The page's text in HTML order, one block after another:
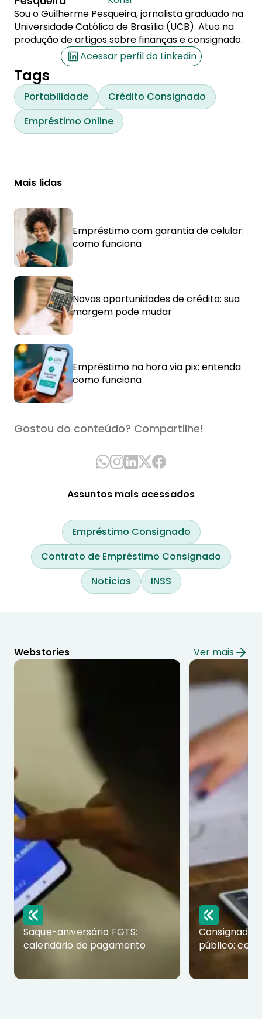
Sou o Guilherme Pesqueira, jornalista graduado na
Universidade Católica de Brasília (UCB). Atuo na
produção de artigos sobre finanças e consignado.
Acessar perfil do Linkedin
Tags
Portabilidade
Crédito Consignado
Empréstimo Online
Mais lidas
Empréstimo com garantia de celular:
como funciona
Novas oportunidades de crédito: sua
margem pode mudar
Empréstimo na hora via pix: entenda
como funciona
Gostou do conteúdo? Compartilhe!
Assuntos mais acessados
Empréstimo Consignado
Contrato de Empréstimo Consignado
Notícias
INSS
Webstories Ver mais
Saque-aniversário FGTS:
calendário de pagamento
Consignado
público: